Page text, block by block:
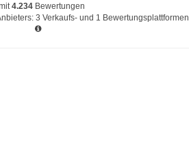
4.234 Bewertungen
3 Verkaufs- und 1 Bewertungsplattformen